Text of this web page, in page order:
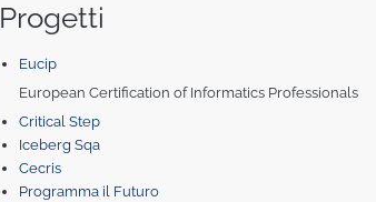
Progetti
Eucip
European Certification of Informatics Professionals
Critical Step
Iceberg Sqa
Cecris
Programma il Futuro